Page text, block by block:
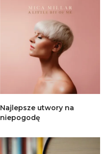
Najlepsze utwory na
niepogodę